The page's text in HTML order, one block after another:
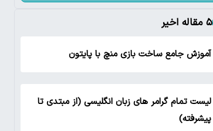
۵ مقاله اخیر
آموزش جامع ساخت بازی منچ با پایتون
لیست تمام گرامر های زبان انگلیسی (از مبتدی تا
پیشرفته)